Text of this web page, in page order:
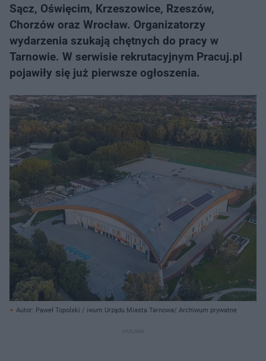
Sącz, Oświęcim, Krzeszowice, Rzeszów,
Chorzów oraz Wrocław. Organizatorzy
wydarzenia szukają chętnych do pracy w
Tarnowie. W serwisie rekrutacyjnym Pracuj.pl
pojawiły się już pierwsze ogłoszenia.
Autor: Paweł Topolski / iwum Urządu Miasta Tarnowa/ Archiwum prywatne